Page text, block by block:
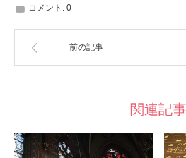
コメント: 0
前の記事
関連記事